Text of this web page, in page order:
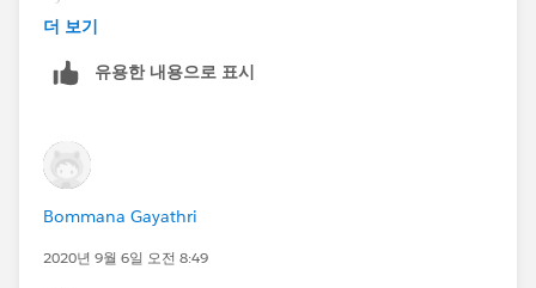
YEAR([Order Date Parameter])
THEN
[Sales]
ELSEIF
AND MONTH([Order Date Parameter])>=7
THEN
더 보기
유용한 내용으로 표시
Bommana Gayathri
2020년 9월 6일 오전 8:49